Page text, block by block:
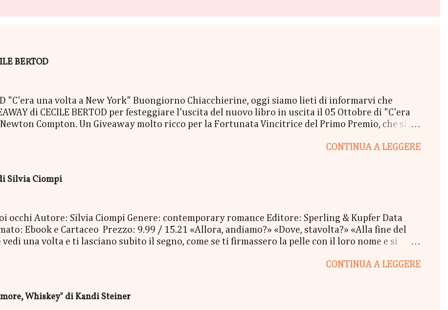
BERTOD
"C'era una volta a New York" Buongiorno Chiacchierine, oggi siamo lieti di informarvi che
di CECILE BERTOD per festeggiare l'uscita del nuovo libro in uscita il 05 Ottobre di "C'era
Compton. Un Giveaway molto ricco per la Fortunata Vincitrice del Primo Premio, che si
- una Mucchina Portachiavi - un Segnalibro - una Scatola di biscotti - un Messaggio in bottiglia
CONTINUA A LEGGERE
Silvia Ciompi
occhi Autore: Silvia Ciompi Genere: contemporary romance Editore: Sperling & Kupfer Data
Ebook e Cartaceo Prezzo: 9.99 / 15.21 «Allora, andiamo?» «Dove, stavolta?» «Alla fine del
vedi una volta e ti lasciano subito il segno, come se ti firmassero la pelle con il loro nome e si
è entrato nella vita di Gheghe senza avvisare, un pomeriggio d'inverno, mentre fuori il
così pieno di risate, di baci e così doloros...
CONTINUA A LEGGERE
Whiskey" di Kandi Steiner